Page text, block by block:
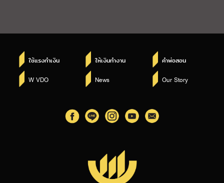
ใช้แรงทำเงิน ให้เงินทำงาน คำพ่อสอน
W VDO News Our Story